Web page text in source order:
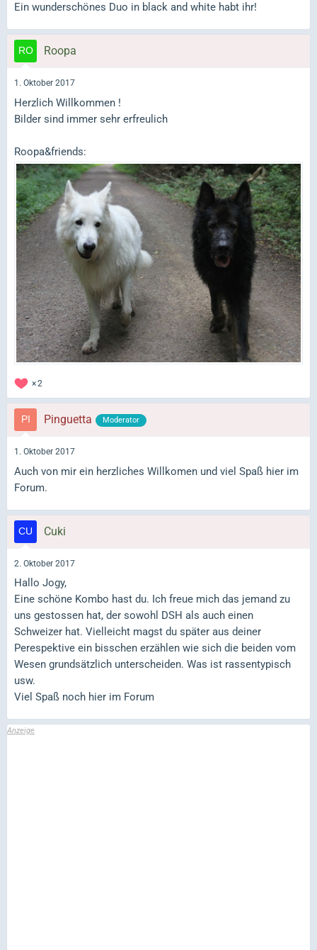
Ein wunderschönes Duo in black and white habt ihr!
Roopa
1. Oktober 2017
Herzlich Willkommen !
Bilder sind immer sehr erfreulich
Roopa&friends:
2
Pinguetta Moderator
1. Oktober 2017
Auch von mir ein herzliches Willkomen und viel Spaß hier im
Forum.
Cuki
2. Oktober 2017
Hallo Jogy,
Eine schöne Kombo hast du. Ich freue mich das jemand zu
uns gestossen hat, der sowohl DSH als auch einen
Schweizer hat. Vielleicht magst du später aus deiner
Perespektive ein bisschen erzählen wie sich die beiden vom
Wesen grundsätzlich unterscheiden. Was ist rassentypisch
usw.
Viel Spaß noch hier im Forum